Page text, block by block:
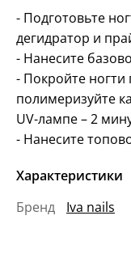
- Подготовьте
дегидратор и
- Нанесите
- Покройте ногти
полимеризуйте
UV-лампе – 2
- Нанесите
Характеристики
Бренд
Iva nails